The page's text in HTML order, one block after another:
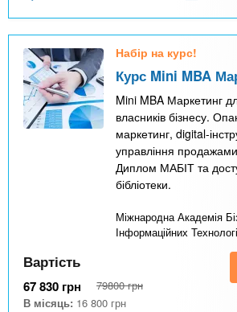
Набір на курс!
Курс Mini MBA
Mini MBA Маркетинг
власників бізнесу.
маркетинг, digital-
управління продажами
Диплом МАБІТ та
бібліотеки.
Міжнародна Академія
Інформаційних
Вартість
67 830 грн 79800 грн
В місяць: 16 800 грн